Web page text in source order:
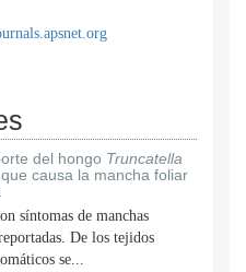
del hongo Truncatella
que causa la mancha foliar
síntomas de manchas
De los tejidos
se...